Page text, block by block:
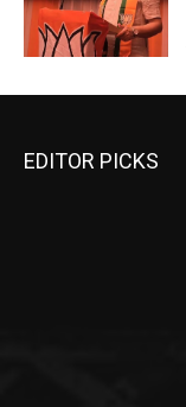
EDITOR PICKS